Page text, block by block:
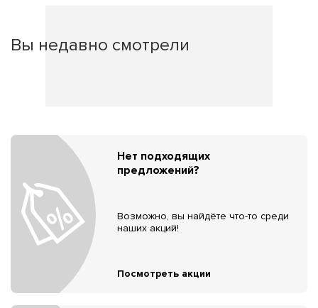
Вы недавно смотрели
Нет подходящих
предложений?
Возможно, вы найдёте что-то среди
наших акций!
Посмотреть акции